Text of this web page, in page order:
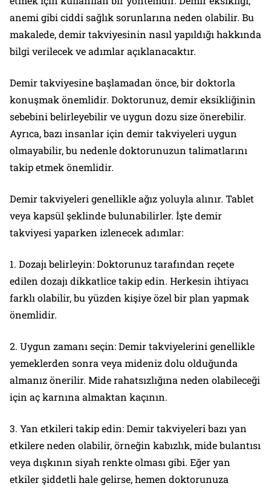
anemi gibi ciddi sağlık sorunlarına neden olabilir. Bu
makalede, demir takviyesinin nasıl yapıldığı hakkında
bilgi verilecek ve adımlar açıklanacaktır.
Demir takviyesine başlamadan önce, bir doktorla
konuşmak önemlidir. Doktorunuz, demir eksikliğinin
sebebini belirleyebilir ve uygun dozu size önerebilir.
Ayrıca, bazı insanlar için demir takviyeleri uygun
olmayabilir, bu nedenle doktorunuzun talimatlarını
takip etmek önemlidir.
Demir takviyeleri genellikle ağız yoluyla alınır. Tablet
veya kapsül şeklinde bulunabilirler. İşte demir
takviyesi yaparken izlenecek adımlar:
1. Dozajı belirleyin: Doktorunuz tarafından reçete
edilen dozajı dikkatlice takip edin. Herkesin ihtiyacı
farklı olabilir, bu yüzden kişiye özel bir plan yapmak
önemlidir.
2. Uygun zamanı seçin: Demir takviyelerini genellikle
yemeklerden sonra veya mideniz dolu olduğunda
almanız önerilir. Mide rahatsızlığına neden olabileceği
için aç karnına almaktan kaçının.
3. Yan etkileri takip edin: Demir takviyeleri bazı yan
etkilere neden olabilir, örneğin kabızlık, mide bulantısı
veya dışkının siyah renkte olması gibi. Eğer yan
etkiler şiddetli hale gelirse, hemen doktorunuza